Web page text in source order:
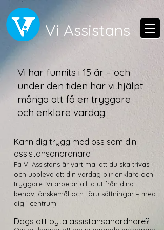
Vi Assistans
Vi har funnits i 15 år – och
under den tiden har vi hjälpt
många att få en tryggare
och enklare vardag.
Känn dig trygg med oss som din
assistansanordnare.
På Vi Assistans är vårt mål att du ska trivas
och uppleva att din vardag blir enklare och
tryggare. Vi arbetar alltid utifrån dina
behov, önskemål och förutsättningar – med
dig i centrum.
Dags att byta assistansanordnare?